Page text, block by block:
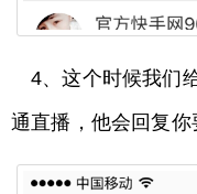
4、这个时候我们
通直播，他会回复你